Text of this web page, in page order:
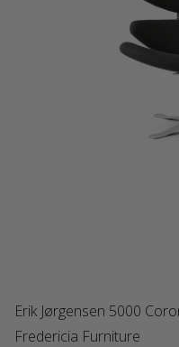
Erik Jørgensen 5000
Fredericia Furniture